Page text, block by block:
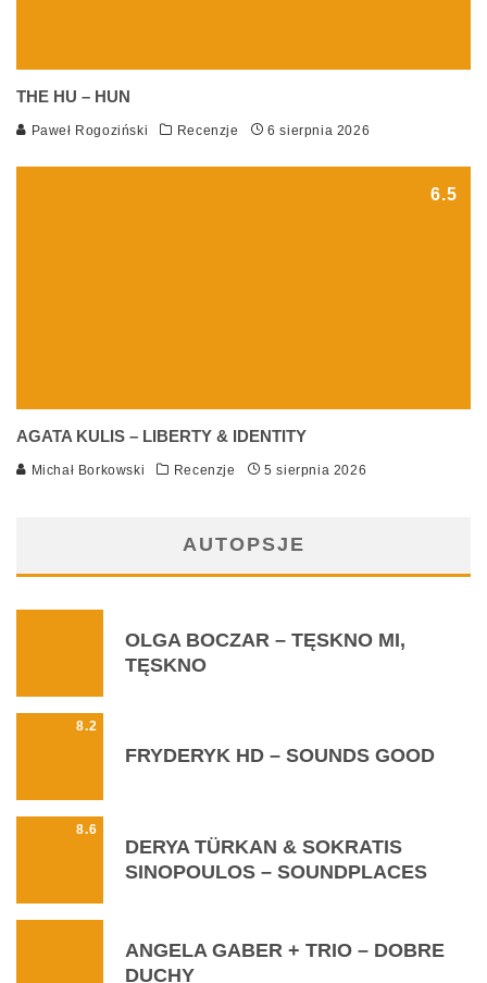
THE HU – HUN
Paweł Rogoziński Recenzje 6 sierpnia 2026
6.5
AGATA KULIS – LIBERTY & IDENTITY
Michał Borkowski Recenzje 5 sierpnia 2026
AUTOPSJE
OLGA BOCZAR – TĘSKNO MI,
TĘSKNO
8.2
FRYDERYK HD – SOUNDS GOOD
8.6
DERYA TÜRKAN & SOKRATIS
SINOPOULOS – SOUNDPLACES
ANGELA GABER + TRIO – DOBRE
DUCHY